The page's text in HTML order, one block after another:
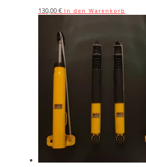
130,00€ In den Warenkorb